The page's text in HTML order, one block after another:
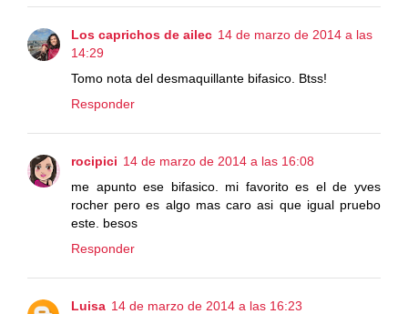
Los caprichos de ailec 14 de marzo de 2014 a las
14:29
Tomo nota del desmaquillante bifasico. Btss!
Responder
rocipici 14 de marzo de 2014 a las 16:08
me apunto ese bifasico. mi favorito es el de yves
rocher pero es algo mas caro asi que igual pruebo
este. besos
Responder
Luisa 14 de marzo de 2014 a las 16:23